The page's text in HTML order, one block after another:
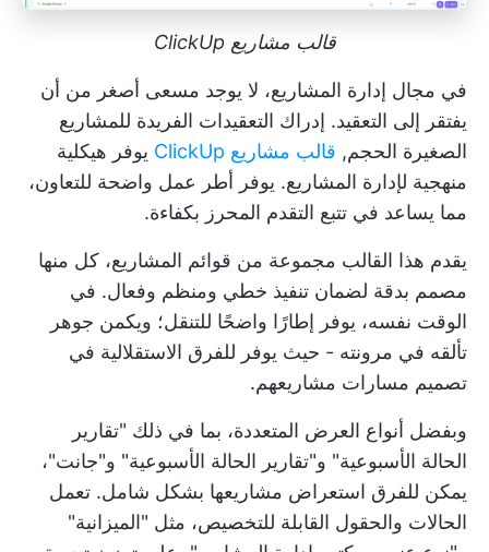
قالب مشاريع ClickUp
في مجال إدارة المشاريع، لا يوجد مسعى أصغر من أن
يفتقر إلى التعقيد. إدراك التعقيدات الفريدة للمشاريع
الصغيرة الحجم, قالب مشاريع ClickUp
يوفر هيكلية
منهجية لإدارة المشاريع. يوفر أطر عمل واضحة للتعاون،
مما يساعد في تتبع التقدم المحرز بكفاءة.
يقدم هذا القالب مجموعة من قوائم المشاريع، كل منها
مصمم بدقة لضمان تنفيذ خطي ومنظم وفعال. في
الوقت نفسه، يوفر إطارًا واضحًا للتنقل؛ ويكمن جوهر
تألقه في مرونته - حيث يوفر للفرق الاستقلالية في
تصميم مسارات مشاريعهم.
وبفضل أنواع العرض المتعددة، بما في ذلك "تقارير
الحالة الأسبوعية" و"تقارير الحالة الأسبوعية" و"جانت"،
يمكن للفرق استعراض مشاريعها بشكل شامل. تعمل
الحالات والحقول القابلة للتخصيص، مثل "الميزانية"